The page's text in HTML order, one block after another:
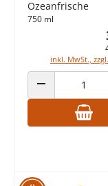
Ozeanfrische
750 ml
inkl. MwSt.,
ANZAHL